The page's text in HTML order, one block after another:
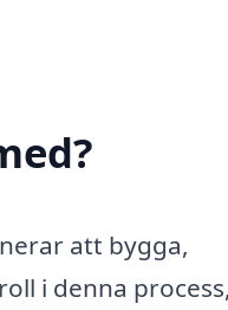
att bygga,
i denna